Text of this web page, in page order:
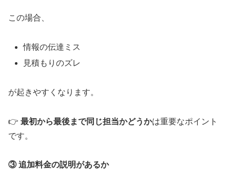
この場合、
情報の伝達ミス
見積もりのズレ
が起きやすくなります。
👉 最初から最後まで同じ担当かどうかは重要なポイント
です。
③ 追加料金の説明があるか